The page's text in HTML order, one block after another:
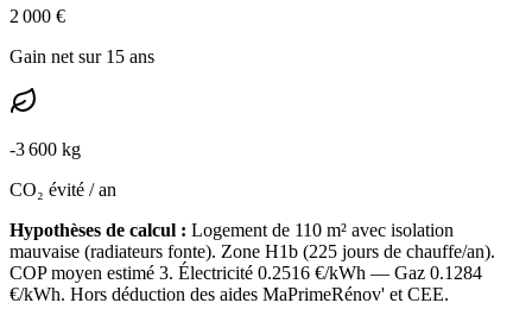
2 000 €
Gain net sur 15 ans
-3 600 kg
CO₂ évité / an
Hypothèses de calcul : Logement de 110 m² avec isolation
mauvaise (radiateurs fonte). Zone H1b (225 jours de chauffe/an).
COP moyen estimé 3. Électricité 0.2516 €/kWh — Gaz 0.1284
€/kWh. Hors déduction des aides MaPrimeRénov' et CEE.